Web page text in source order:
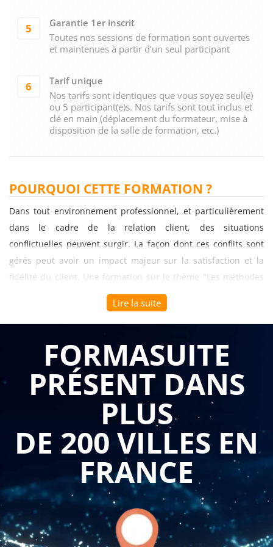
5
Garantie 1er inscrit
Toutes nos sessions de formation sont ouvertes
et maintenues à partir d’un seul participant
6
Tarif unique
Nos tarifs sont identiques que vous soyez seul(e)
ou 5 participant(e)s. Nos tarifs sont tout inclus et
clé en main (déplacement du formateur, mise à
disposition de la salle de formation, etc.)
POURQUOI CETTE FORMATION ?
Dans tout environnement professionnel, et particulièrement
dans le cadre de la relation client, des situations
conflictuelles peuvent surgir. La façon dont ces conflits sont
gérés peut avoir un impact majeur sur la satisfaction et la
fidélité du client. Une formation sur le thème "Les méthodes
de résolution de situations conflictuelles en relation client"
peut être un atout précieux pour toute entreprise cherchant à
améliorer sa gestion de la relation client. Voici pourquoi.
1. Comprendre la nature des conflits
Tout conflit, qu'il soit entre un client et un service client, ou
entre des collègues, a une cause sous-jacente. Cette
formation peut aider votre équipe à comprendre les facteurs
qui contribuent à ces conflits, afin qu'ils puissent être
identifiés et résolus plus efficacement.
2. Acquérir des techniques de résolution de conflits
La formation vous fournira des techniques pratiques pour
résoudre les conflits. Cela peut inclure des stratégies de
négociation, des techniques de communication efficaces et
Lire la suite
FORMASUITE
PRÉSENT DANS
PLUS
DE 200 VILLES EN
FRANCE